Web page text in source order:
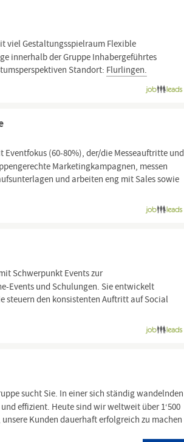
viel Gestaltungsspielraum Flexible
innerhalb der Gruppe Inhabergeführtes
Standort: Flurlingen.
(60-80%), der/die Messeauftritte und
Marketingkampagnen, messen
und arbeiten eng mit Sales sowie
Schwerpunkt Events zur
Events und Schulungen. Sie entwickelt
steuern den konsistenten Auftritt auf Social
sucht Sie. In einer sich ständig wandelnden
effizient. Heute sind wir weltweit über 1‘500
Kunden dauerhaft erfolgreich zu machen